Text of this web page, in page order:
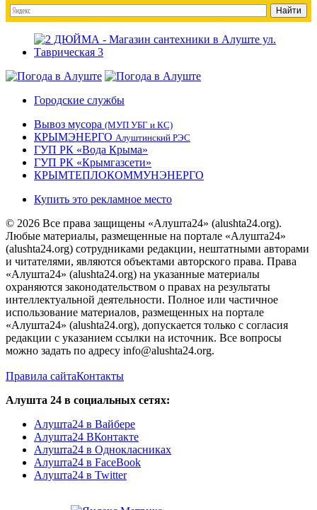
Городские службы
Вывоз мусора (МУП УБГ и КС)
КРЫМЭНЕРГО Алуштинский РЭС
ГУП РК «Вода Крыма»
ГУП РК «Крымгазсети»
КРЫМТЕПЛОКОММУНЭНЕРГО
Купить это рекламное место
© 2026 Все права защищены «Алушта24» (alushta24.org).
Любые материалы, размещенные на портале «Алушта24»
(alushta24.org) сотрудниками редакции, нештатными авторами
и читателями, являются объектами авторского права. Права
«Алушта24» (alushta24.org) на указанные материалы
охраняются законодательством о правах на результаты
интеллектуальной деятельности. Полное или частичное
использование материалов, размещенных на портале
«Алушта24» (alushta24.org), допускается только с согласия
редакции с указанием ссылки на источник. Все вопросы
можно задать по адресу info@alushta24.org.
Правила сайтаКонтакты
Алушта 24 в социальных сетях:
Алушта24 в Вайбере
Алушта24 ВКонтакте
Алушта24 в Однокласниках
Алушта24 в FaceBook
Алушта24 в Twitter